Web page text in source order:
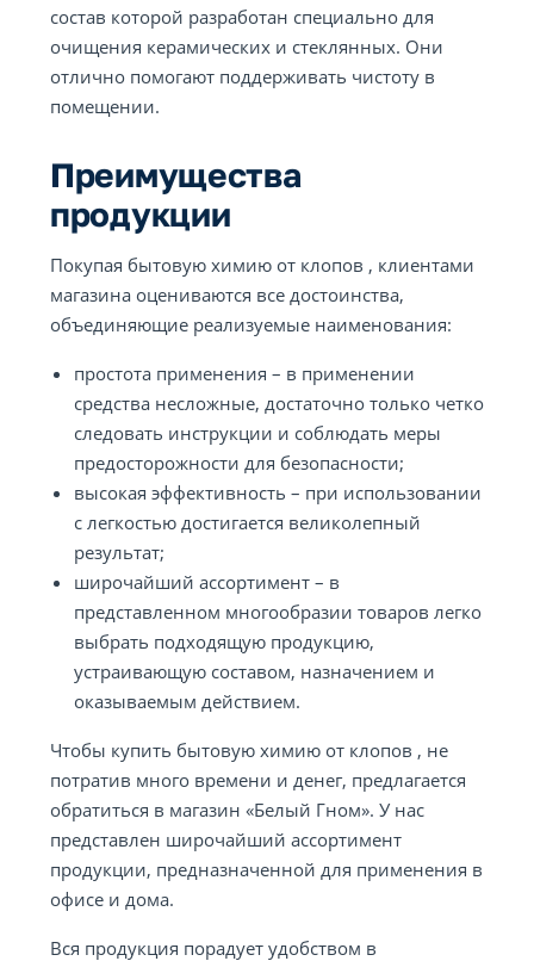
состав которой разработан специально для
очищения керамических и стеклянных. Они
отлично помогают поддерживать чистоту в
помещении.
Преимущества
продукции
Покупая бытовую химию от клопов , клиентами
магазина оцениваются все достоинства,
объединяющие реализуемые наименования:
простота применения – в применении
средства несложные, достаточно только четко
следовать инструкции и соблюдать меры
предосторожности для безопасности;
высокая эффективность – при использовании
с легкостью достигается великолепный
результат;
широчайший ассортимент – в
представленном многообразии товаров легко
выбрать подходящую продукцию,
устраивающую составом, назначением и
оказываемым действием.
Чтобы купить бытовую химию от клопов , не
потратив много времени и денег, предлагается
обратиться в магазин «Белый Гном». У нас
представлен широчайший ассортимент
продукции, предназначенной для применения в
офисе и дома.
Вся продукция порадует удобством в